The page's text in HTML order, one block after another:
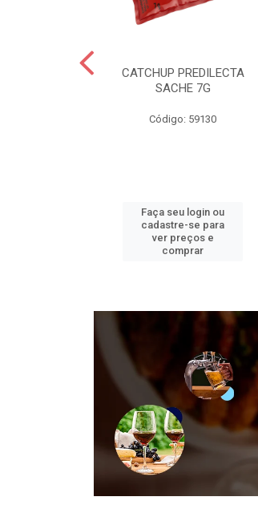
CATCHUP PREDILECTA
SACHE 7G
Código: 59130
Faça seu login ou
cadastre-se para
ver preços e
comprar